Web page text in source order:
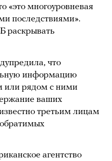
«это многоуровневая
последствиями».
раскрывать
что
информацию
или рядом с ними
ваших
третьим лицам
агентство